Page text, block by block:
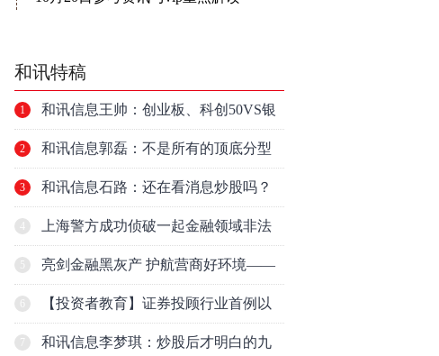
和讯特稿
1 和讯信息王帅：创业板、科创50VS银
行，底部区间与顶部区间
2 和讯信息郭磊：不是所有的顶底分型
都是顶底！
3 和讯信息石路：还在看消息炒股吗？
上海警方成功侦破一起金融领域非法
代理维权敲诈勒索案件
5 亮剑金融黑灰产 护航营商好环境——
上海普陀严打“代理维权”敲诈犯罪、筑
牢金融法治屏障
【投资者教育】证券投顾行业首例以
敲诈勒索罪定罪的非法代理维权案二
7 和讯信息李梦琪：炒股后才明白的九